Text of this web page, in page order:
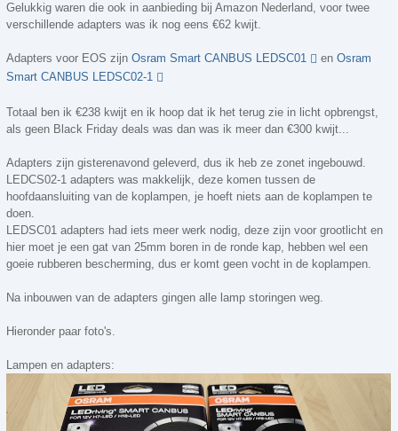
Gelukkig waren die ook in aanbieding bij Amazon Nederland, voor twee
verschillende adapters was ik nog eens €62 kwijt.
Adapters voor EOS zijn Osram Smart CANBUS LEDSC01 en Osram
Smart CANBUS LEDSC02-1
Totaal ben ik €238 kwijt en ik hoop dat ik het terug zie in licht opbrengst,
als geen Black Friday deals was dan was ik meer dan €300 kwijt...
Adapters zijn gisterenavond geleverd, dus ik heb ze zonet ingebouwd.
LEDCS02-1 adapters was makkelijk, deze komen tussen de
hoofdaansluiting van de koplampen, je hoeft niets aan de koplampen te
doen.
LEDSC01 adapters had iets meer werk nodig, deze zijn voor grootlicht en
hier moet je een gat van 25mm boren in de ronde kap, hebben wel een
goeie rubberen bescherming, dus er komt geen vocht in de koplampen.
Na inbouwen van de adapters gingen alle lamp storingen weg.
Hieronder paar foto's.
Lampen en adapters: